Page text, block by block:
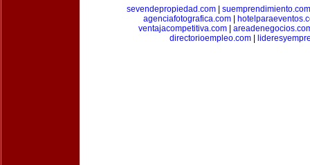
sevendepropiedad.com| suemprendimiento.com
agenciafotografica.com|
ventajacompetitiva.com
directorioempleo.com|